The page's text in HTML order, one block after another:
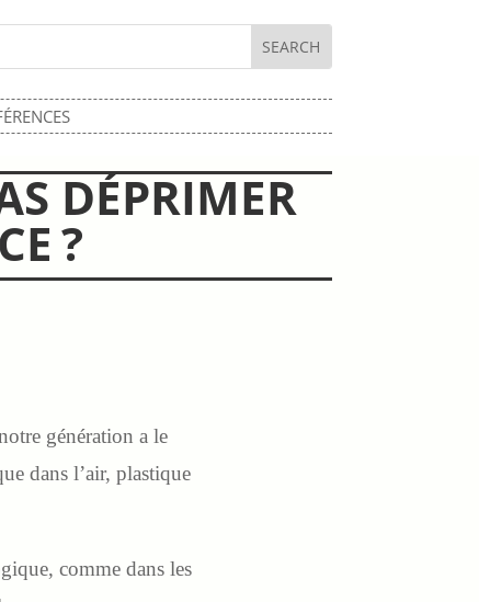
DÉPRIMER
?
génération a le
dans l’air, plastique
comme dans les